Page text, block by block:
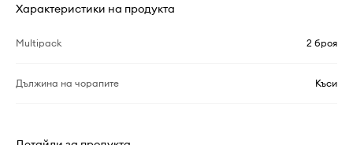
Характеристики на продукта
Multipack 2 броя
Дължина на чорапите Къси